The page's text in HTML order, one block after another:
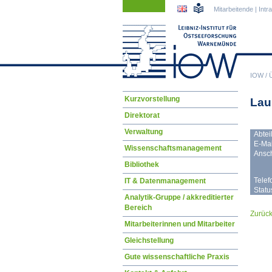
IOW/
Mitarbeitende |
E-
Zurück
Navigation
Kurzvorstellung
Direktorat
Verwaltung
Wissenschaftsmanagement
Bibliothek
IT & Datenmanagement
Analytik-Gruppe / akkreditierter
Bereich
Mitarbeiterinnen und Mitarbeiter
Gleichstellung
Gute wissenschaftliche Praxis